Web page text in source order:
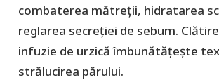
combaterea mătreții, hidratarea
reglarea secreției de sebum.
infuzie de urzică îmbunătățește
strălucirea părului.